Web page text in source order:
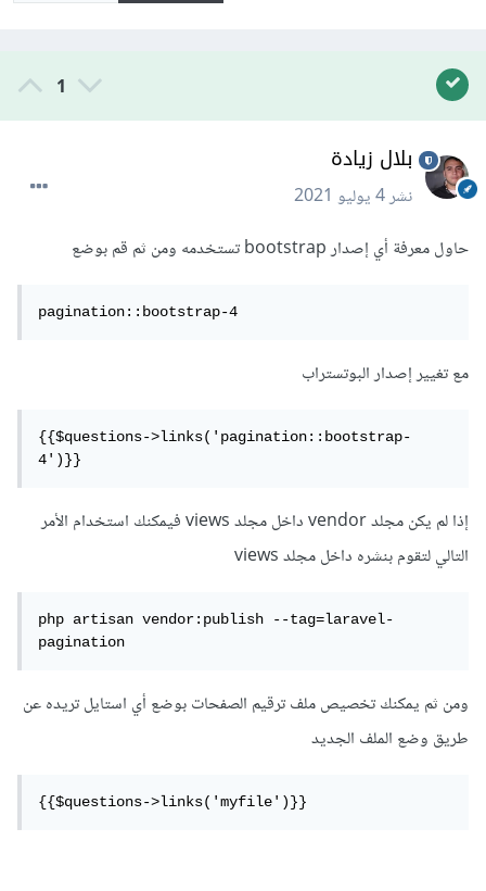
1
بلال زيادة
نشر4 يوليو 2021
حاول معرفة أي إصدار bootstrap تستخدمه ومن ثم قم بوضع
pagination::bootstrap-4
مع تغيير إصدار البوتستراب
{{$questions->links('pagination::bootstrap-
4')}}
إذا لم يكن مجلد vendor داخل مجلد views فيمكنك استخدام الأمر
التالي لتقوم بنشره داخل مجلد views
php artisan vendor:publish --tag=laravel-
pagination
ومن ثم يمكنك تخصيص ملف ترقيم الصفحات بوضع أي استايل تريده عن
طريق وضع الملف الجديد
{{$questions->links('myfile')}}